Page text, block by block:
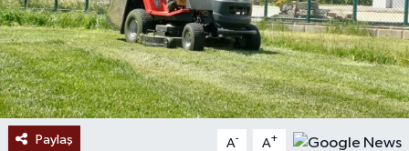
Paylaş A- A+